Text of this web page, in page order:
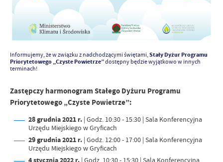
Informujemy, że w związku z nadchodzącymi świętami,Stały Dyżur Programu
Priorytetowego „Czyste Powietrze”dostępny będzie wyjątkowo w innych
terminach!
Zastępczy harmonogram Stałego Dyżuru Programu
Priorytetowego „Czyste Powietrze”:
28 grudnia 2021 r. | Godz. 10:30 - 15:30 | Sala Konferencyjna
Urzędu Miejskiego w Gryficach
29 grudnia 2021 r. | Godz. 12:00 - 17:00 | Sala Konferencyjna
Urzędu Miejskiego w Gryficach
| Godz. 10:30 - 15:30 | Sala Konferencyjna